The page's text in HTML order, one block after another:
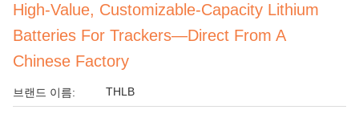
High-Value, Customizable-Capacity Lithium
Batteries For Trackers—Direct From A
Chinese Factory
브랜드 이름: THLB